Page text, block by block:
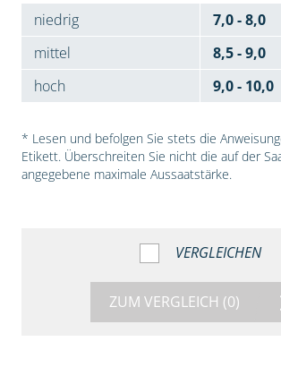
niedrig
7,0 - 8,0
mittel
8,5 - 9,0
hoch
9,0 - 10,0
* Lesen und befolgen Sie stets die
Etikett. Überschreiten Sie nicht die auf der
angegebene maximale Aussaatstärke.
VERGLEICHEN
ZUM VERGLEICH (0)